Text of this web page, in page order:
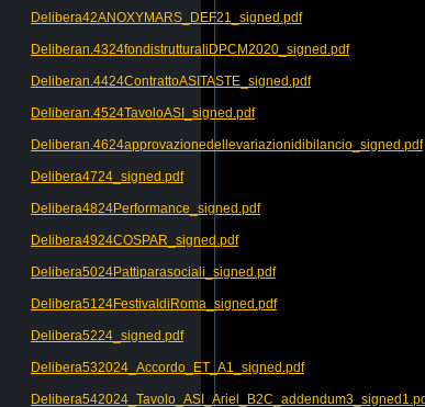
Delibera42ANOXYMARS_DEF21_signed.pdf
Deliberan.4324fondistrutturaliDPCM2020_signed.pdf
Deliberan.4424ContrattoASITASTE_signed.pdf
Deliberan.4524TavoloASI_signed.pdf
Deliberan.4624approvazionedellevariazionidibilancio_signed.pdf
Delibera4724_signed.pdf
Delibera4824Performance_signed.pdf
Delibera4924COSPAR_signed.pdf
Delibera5024Pattiparasociali_signed.pdf
Delibera5124FestivaldiRoma_signed.pdf
Delibera5224_signed.pdf
Delibera532024_Accordo_ET_A1_signed.pdf